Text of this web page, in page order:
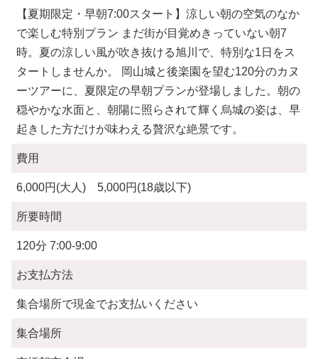
【夏期限定・早朝7:00スタート】涼しい朝の空気のなか
で楽しむ特別プラン まだ街が目覚めきっていない朝7
時。夏の涼しい風が吹き抜ける旭川で、特別な1日をス
タートしませんか。 岡山城と後楽園を望む120分のカヌ
ーツアーに、夏限定の早朝プランが登場しました。朝の
穏やかな水面と、朝陽に照らされて輝く烏城の姿は、早
起きした方だけが味わえる贅沢な絶景です。
費用
6,000円(大人) 5,000円(18歳以下)
所要時間
120分 7:00-9:00
お支払方法
集合場所で現金でお支払いください
集合場所